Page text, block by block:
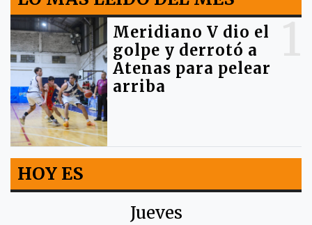
Meridiano V dio el
golpe y derrotó a
Atenas para pelear
arriba
HOY ES
Jueves